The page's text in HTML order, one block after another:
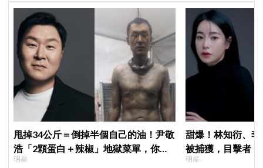
甩掉34公斤＝倒掉半個自己的油！尹敬
浩「2顆蛋白＋辣椒」地獄菜單，你敢
抄嗎？
明星
甜爆！林知衍、
被捕獲，目擊者
明星